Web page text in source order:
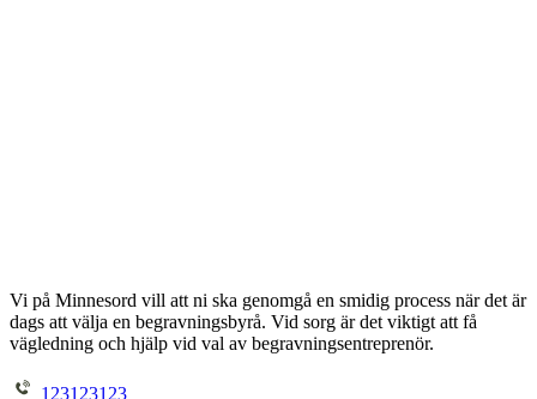
Vi på Minnesord vill att ni ska genomgå en smidig process när det är
dags att välja en begravningsbyrå. Vid sorg är det viktigt att få
vägledning och hjälp vid val av begravningsentreprenör.
123123123